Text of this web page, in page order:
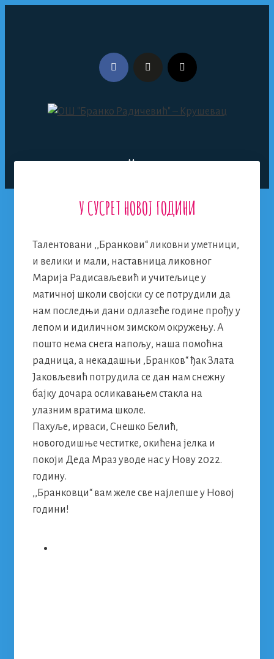
Menu
У СУСРЕТ НОВОЈ ГОДИНИ
Талентовани ,,Бранкови“ ликовни уметници,
и велики и мали, наставница ликовног
Марија Радисављевић и учитељице у
матичној школи својски су се потрудили да
нам последњи дани одлазеће године прођу у
лепом и идиличном зимском окружењу. А
пошто нема снега напољу, наша помоћна
радница, а некадашњи ,Бранков“ ђак Злата
Јаковљевић потрудила се дан нам снежну
бајку дочара осликавањем стакла на
улазним вратима школе.
Пахуље, ирваси, Снешко Белић,
новогодишње честитке, окићена јелка и
покоји Деда Мраз уводе нас у Нову 2022.
годину.
,,Бранковци“ вам желе све најлепше у Новој
години!